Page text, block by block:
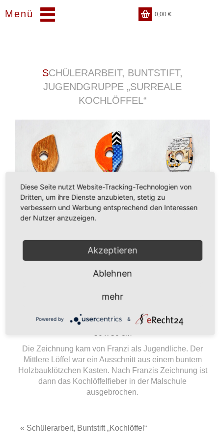
Menü 0,00€
SCHÜLERARBEIT, BUNTSTIFT,
JUGENDGRUPPE „SURREALE
KOCHLÖFFEL“
Die Zeichnung kam von Franzi als Jugendliche. Der
Mittlere Löffel war ein Ausschnitt aus einem buntem
Holzbauklötzchen Kasten. Nach Franzis Zeichnung ist
dann das Kochlöffelfieber in der Malschule
ausgebrochen.
« Schülerarbeit, Buntstift „Kochlöffel“
Diese Seite nutzt Website-Tracking-Technologien von
Dritten, um ihre Dienste anzubieten, stetig zu
verbessern und Werbung entsprechend den Interessen
der Nutzer anzuzeigen.
Akzeptieren
Ablehnen
mehr
Powered by &